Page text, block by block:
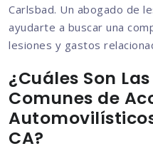
Carlsbad. Un abogado de
ayudarte a buscar una
lesiones y gastos
¿Cuáles Son
Comunes de
CA?